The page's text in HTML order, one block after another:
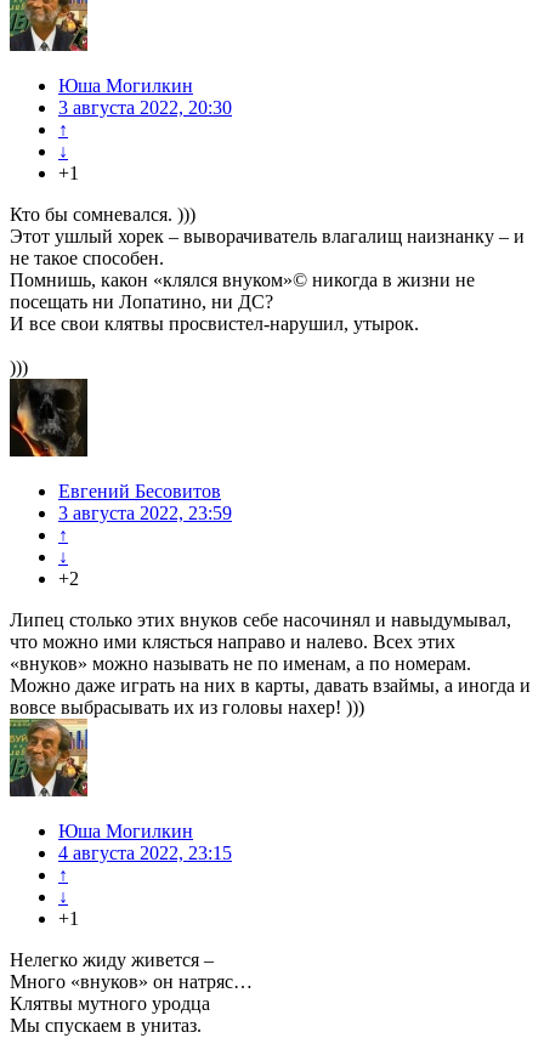
Юша Могилкин
3 августа 2022, 20:30
↑
↓
+1
Кто бы сомневался. )))
Этот ушлый хорек – выворачиватель влагалищ наизнанку – и
не такое способен.
Помнишь, какон «клялся внуком»© никогда в жизни не
посещать ни Лопатино, ни ДС?
И все свои клятвы просвистел-нарушил, утырок.
)))
Евгений Бесовитов
3 августа 2022, 23:59
↑
↓
+2
Липец столько этих внуков себе насочинял и навыдумывал,
что можно ими клясться направо и налево. Всех этих
«внуков» можно называть не по именам, а по номерам.
Можно даже играть на них в карты, давать взаймы, а иногда и
вовсе выбрасывать их из головы нахер! )))
Юша Могилкин
4 августа 2022, 23:15
↑
↓
+1
Нелегко жиду живется –
Много «внуков» он натряс…
Клятвы мутного уродца
Мы спускаем в унитаз.